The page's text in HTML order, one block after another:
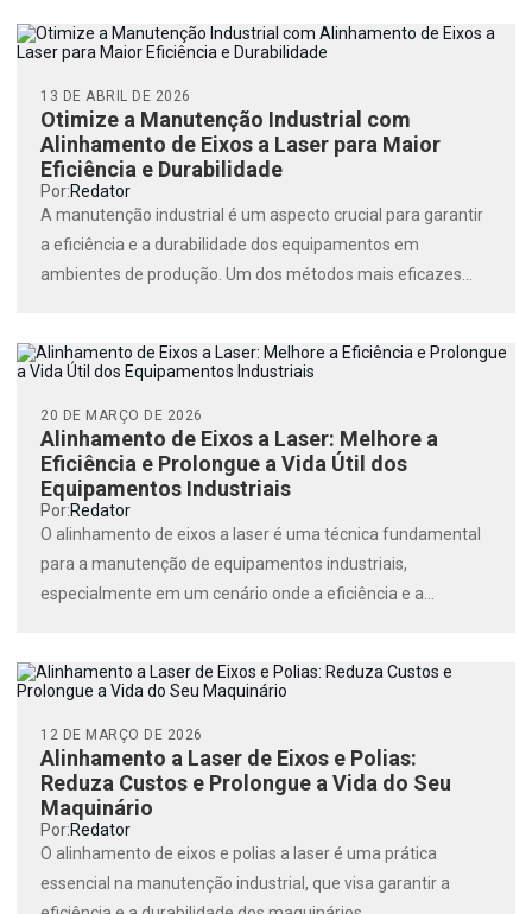
Otimize a Manutenção Industrial com
Alinhamento de Eixos a Laser para Maior
Eficiência e Durabilidade
13 DE ABRIL DE 2026
Por:Redator
A manutenção industrial é um aspecto crucial para garantir
a eficiência e a durabilidade dos equipamentos em
ambientes de produção. Um dos métodos mais eficazes...
Alinhamento de Eixos a Laser: Melhore a
Eficiência e Prolongue a Vida Útil dos
Equipamentos Industriais
20 DE MARÇO DE 2026
Por:Redator
O alinhamento de eixos a laser é uma técnica fundamental
para a manutenção de equipamentos industriais,
especialmente em um cenário onde a eficiência e a...
Alinhamento a Laser de Eixos e Polias:
Reduza Custos e Prolongue a Vida do Seu
Maquinário
12 DE MARÇO DE 2026
Por:Redator
O alinhamento de eixos e polias a laser é uma prática
essencial na manutenção industrial, que visa garantir a